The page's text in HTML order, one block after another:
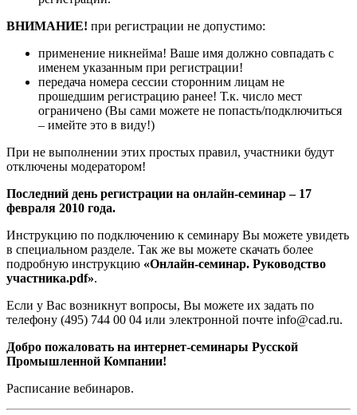
ВНИМАНИЕ! при регистрации не допустимо:
применение никнейма! Ваше имя должно совпадать с
именем указанным при регистрации!
передача номера сессии сторонним лицам не
прошедшим регистрацию ранее! Т.к. число мест
ограничено (Вы сами можете не попасть/подключиться
– имейте это в виду!)
При не выполнении этих простых правил, участники будут
отключены модератором!
Последний день регистрации на онлайн-семинар – 17
февраля 2010 года.
Инструкцию по подключению к семинару Вы можете увидеть
в специальном разделе. Так же вы можете скачать более
подробную инструкцию «Онлайн-семинар. Руководство
участника.pdf».
Если у Вас возникнут вопросы, Вы можете их задать по
телефону (495) 744 00 04 или электронной почте info@cad.ru.
Добро пожаловать на интернет-семинары Русской
Промышленной Компании!
Расписание вебинаров.